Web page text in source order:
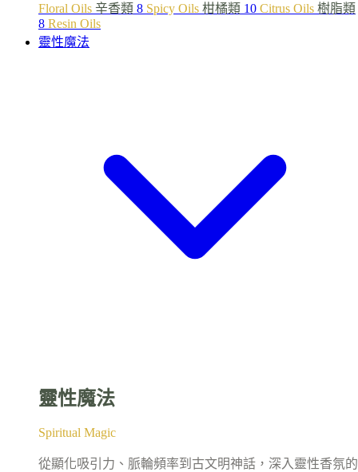
Floral Oils 辛香類 8 Spicy Oils 柑橘類 10 Citrus Oils 樹脂類
8 Resin Oils
靈性魔法
靈性魔法
Spiritual Magic
從顯化吸引力、脈輪頻率到古文明神話，深入靈性香氛的